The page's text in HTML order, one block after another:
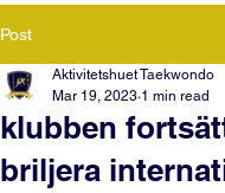
Post
klubben
briljera
Aktivitetshuet Taekwondo
Mar 19, 2023 1 min read